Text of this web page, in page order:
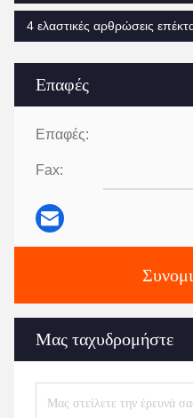
Επαφές
Επαφές:
Fax:
Μας ταχυδρομήστε
4 ελαστικές αρθρώσεις